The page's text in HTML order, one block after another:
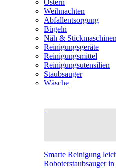
Ostern
Weihnachten
Abfallentsorgung
Bügeln
Näh & Stickmaschinen
Reinigungsgeräte
Reinigungsmittel
Reinigungsutensilien
Staubsauger
Wäsche
Smarte Reinigung
Roboterstaubsauger